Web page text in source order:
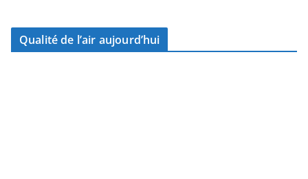
Qualité de l’air aujourd’hui